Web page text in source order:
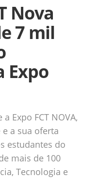
Nova
7 mil
Expo
Expo FCT NOVA,
a sua oferta
estudantes do
mais de 100
Tecnologia e